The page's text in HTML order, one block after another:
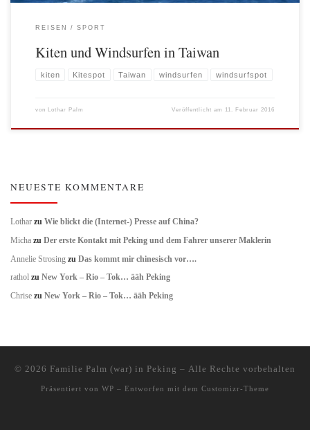
REISEN SPORT
Kiten und Windsurfen in Taiwan
kiten Kitespot Taiwan windsurfen windsurfspot
von Lothar Palm Veröffentlicht am 11. Februar 2016
NEUESTE KOMMENTARE
Lothar zu Wie blickt die (Internet-) Presse auf China?
Micha zu Der erste Kontakt mit Peking und dem Fahrer unserer Maklerin
Annelie Strosing zu Das kommt mir chinesisch vor….
rathol zu New York – Rio – Tok… ääh Peking
Chrise zu New York – Rio – Tok… ääh Peking
© 2026 Familie Palm (war) in Peking – Alle Rechte vorbehalten
Präsentiert von WP – Entworfen mit dem Customizr-Theme